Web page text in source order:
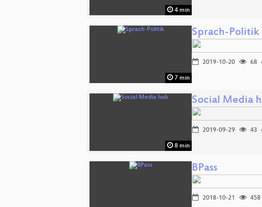
4 min
7 min
Sprach-Politik
2019-10-20 68
8 min
Social Media
2019-09-29 43
BPass
2018-10-21 458